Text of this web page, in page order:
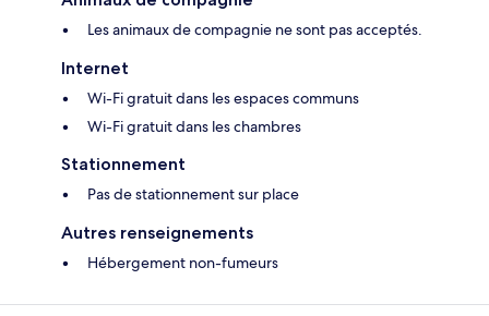
Les animaux de compagnie ne sont pas acceptés.
Internet
Wi-Fi gratuit dans les espaces communs
Wi-Fi gratuit dans les chambres
Stationnement
Pas de stationnement sur place
Autres renseignements
Hébergement non-fumeurs